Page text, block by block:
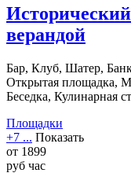
верандой
Бар, Клуб, Шатер,
Открытая площадка,
Беседка, Кулинарная
Площадки
+7 ... Показать
от 1899
руб час